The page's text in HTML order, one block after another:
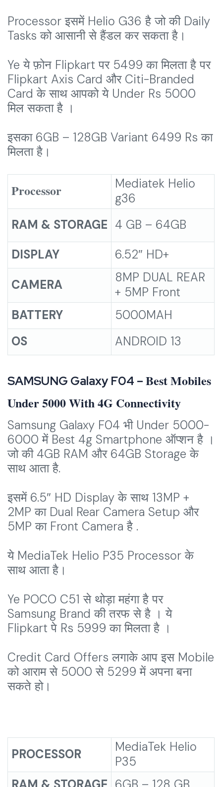
Processor इसमें Helio G36 है जो की Daily
Tasks को आसानी से हैंडल कर सकता है।
Ye ये फ़ोन Flipkart पर 5499 का मिलता है पर
Flipkart Axis Card और Citi-Branded
Card के साथ आपको ये Under Rs 5000
मिल सकता है ।
इसका 6GB – 128GB Variant 6499 Rs का
मिलता है।
Processor
Mediatek Helio
g36
RAM & STORAGE 4 GB – 64GB
DISPLAY
6.52″ HD+
CAMERA
8MP DUAL REAR
+ 5MP Front
BATTERY
5000MAH
OS
ANDROID 13
SAMSUNG Galaxy F04 –Best Mobiles
Under 5000 With 4G Connectivity
Samsung Galaxy F04 भी Under 5000-
6000 में Best 4g Smartphone ऑप्शन है ।
जो की 4GB RAM और 64GB Storage के
साथ आता है.
इसमें 6.5″ HD Display के साथ 13MP +
2MP का Dual Rear Camera Setup और
5MP का Front Camera है .
ये MediaTek Helio P35 Processor के
साथ आता है।
Ye POCO C51 से थोड़ा महंगा है पर
Samsung Brand की तरफ से है । ये
Flipkart पे Rs 5999 का मिलता है ।
Credit Card Offers लगाके आप इस Mobile
को आराम से 5000 से 5299 में अपना बना
सकते हो।
PROCESSOR
MediaTek Helio
P35